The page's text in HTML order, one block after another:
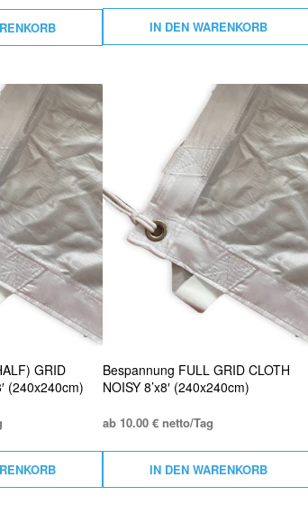
IN DEN WARENKORB
GRID
(240x240cm)
Bespannung FULL GRID CLOTH
NOISY 8’x8′ (240x240cm)
ab 10.00 € netto/Tag
IN DEN WARENKORB